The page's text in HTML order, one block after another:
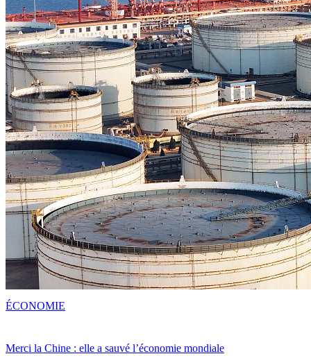
Merci la Chine : elle a sauvé l’économie mondiale
ÉCONOMIE